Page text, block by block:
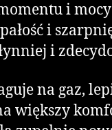
i
i
i
na gaz,
większy